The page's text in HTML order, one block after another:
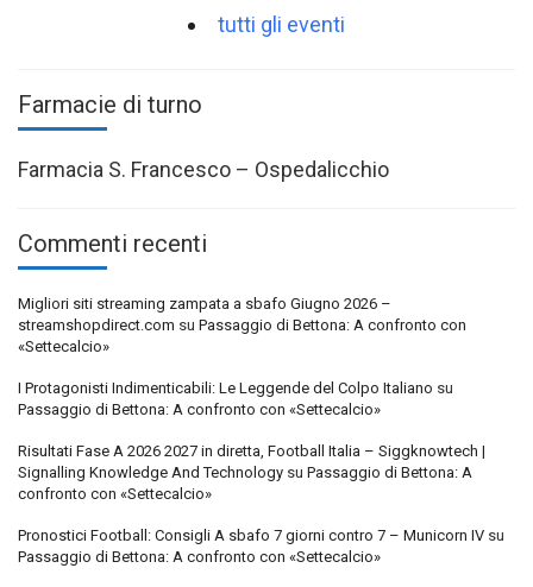
tutti gli eventi
Farmacie di turno
Farmacia S. Francesco – Ospedalicchio
Commenti recenti
Migliori siti streaming zampata a sbafo Giugno 2026 –
streamshopdirect.com su Passaggio di Bettona: A confronto con
«Settecalcio»
I Protagonisti Indimenticabili: Le Leggende del Colpo Italiano su
Passaggio di Bettona: A confronto con «Settecalcio»
Risultati Fase A 2026 2027 in diretta, Football Italia – Siggknowtech |
Signalling Knowledge And Technology su Passaggio di Bettona: A
confronto con «Settecalcio»
Pronostici Football: Consigli A sbafo 7 giorni contro 7 – Municorn IV su
Passaggio di Bettona: A confronto con «Settecalcio»